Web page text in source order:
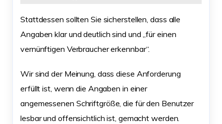
Stattdessen sollten Sie sicherstellen, dass alle
Angaben klar und deutlich sind und „für einen
vernünftigen Verbraucher erkennbar“.
Wir sind der Meinung, dass diese Anforderung
erfüllt ist, wenn die Angaben in einer
angemessenen Schriftgröße, die für den Benutzer
lesbar und offensichtlich ist, gemacht werden.